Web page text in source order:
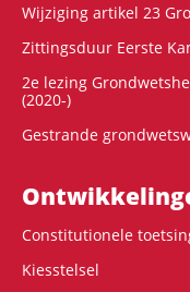
Wijziging artikel 23
Zittingsduur Eerste
2e lezing
(2020-)
Gestrande
Constitutionele
Kiesstelsel